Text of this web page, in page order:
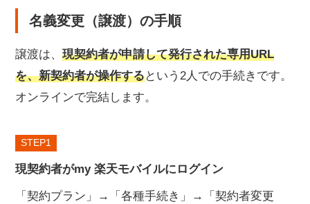
名義変更（譲渡）の手順
譲渡は、 現契約者が申請して発行された専用URL
を、新契約者が操作するという2人での手続きです。
オンラインで完結します。
STEP
現契約者がmy 楽天モバイルにログイン
「契約プラン」→「各種手続き」→「契約者変更